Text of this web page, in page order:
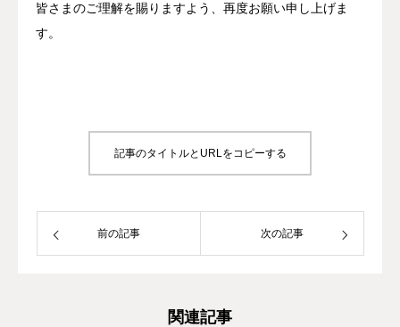
皆さまのご理解を賜りますよう、再度お願い申し上げま
す。
記事のタイトルとURLをコピーする
前の記事 次の記事
関連記事